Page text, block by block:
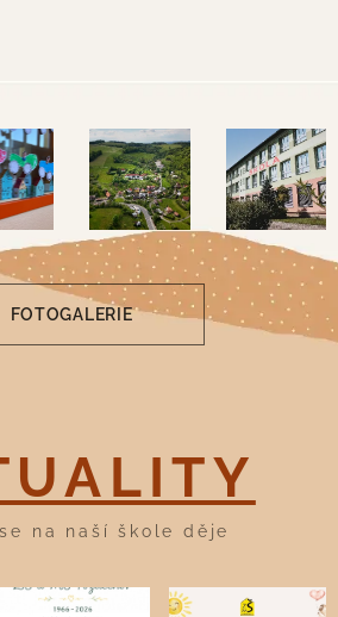
FOTOGALERIE
na naší škole děje